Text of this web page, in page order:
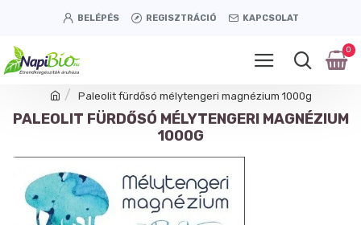
BELÉPÉS REGISZTRÁCIÓ KAPCSOLAT
0
Paleolit fürdősó mélytengeri magnézium 1000g
PALEOLIT FÜRDŐSÓ MÉLYTENGERI MAGNÉZIUM
1000G